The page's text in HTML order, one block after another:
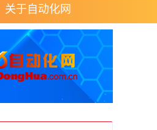
关于自动化网